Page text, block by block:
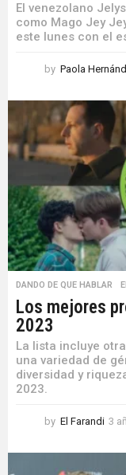
El venezolano
como Mago Jey
este lunes con el
by Paola
DANDO DE QUE HABLAR ,
Los mejores
2023
La lista incluye
una variedad de
diversidad y
2023.
by El Farandi 3